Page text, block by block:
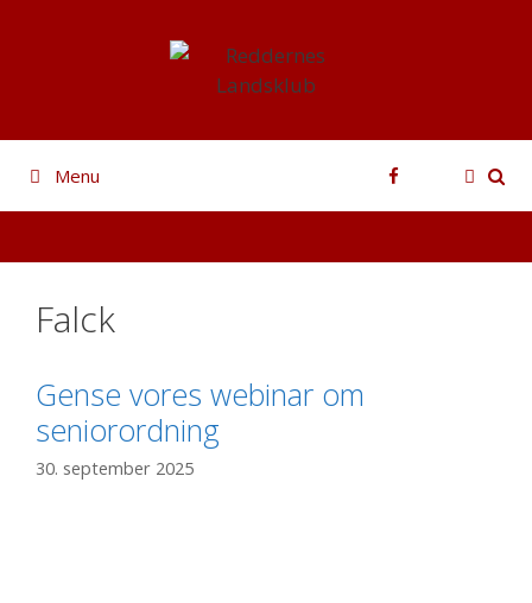
Facebook
Menu
Falck
Gense vores webinar om
seniorordning
30. september 2025